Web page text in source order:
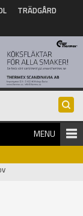
TRÄDGÅRD
MENU